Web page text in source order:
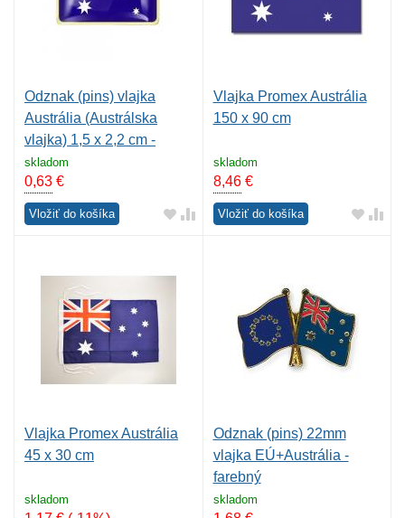
Odznak (pins) vlajka
Austrália (Austrálska
vlajka) 1,5 x 2,2 cm -
farebný
skladom
0,63 €
Vložiť do košíka
Vlajka Promex Austrália
150 x 90 cm
skladom
8,46€
Vložiť do košíka
Vlajka Promex Austrália
45 x 30 cm
skladom
Odznak (pins) 22mm
vlajka EÚ+Austrália -
farebný
skladom